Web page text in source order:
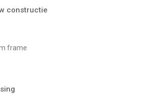
constructie
frame